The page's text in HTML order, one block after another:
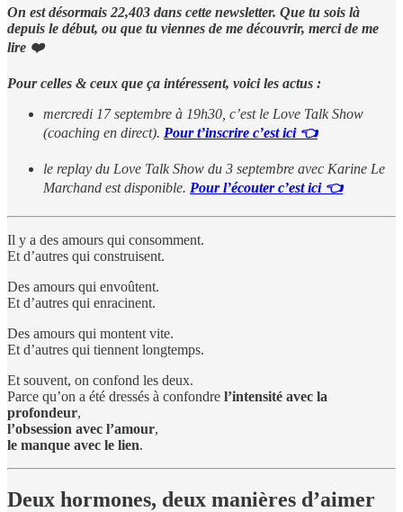
On est désormais 22,403 dans cette newsletter. Que tu sois là
depuis le début, ou que tu viennes de me découvrir, merci de me
lire ❤️
Pour celles & ceux que ça intéressent, voici les actus :
mercredi 17 septembre à 19h30, c’est le Love Talk Show
(coaching en direct). Pour t’inscrire c’est ici 👈
le replay du Love Talk Show du 3 septembre avec Karine Le
Marchand est disponible. Pour l’écouter c’est ici 👈
Il y a des amours qui consomment.
Et d’autres qui construisent.
Des amours qui envoûtent.
Et d’autres qui enracinent.
Des amours qui montent vite.
Et d’autres qui tiennent longtemps.
Et souvent, on confond les deux.
Parce qu’on a été dressés à confondre l’intensité avec la
profondeur,
l’obsession avec l’amour,
le manque avec le lien.
Deux hormones, deux manières d’aimer